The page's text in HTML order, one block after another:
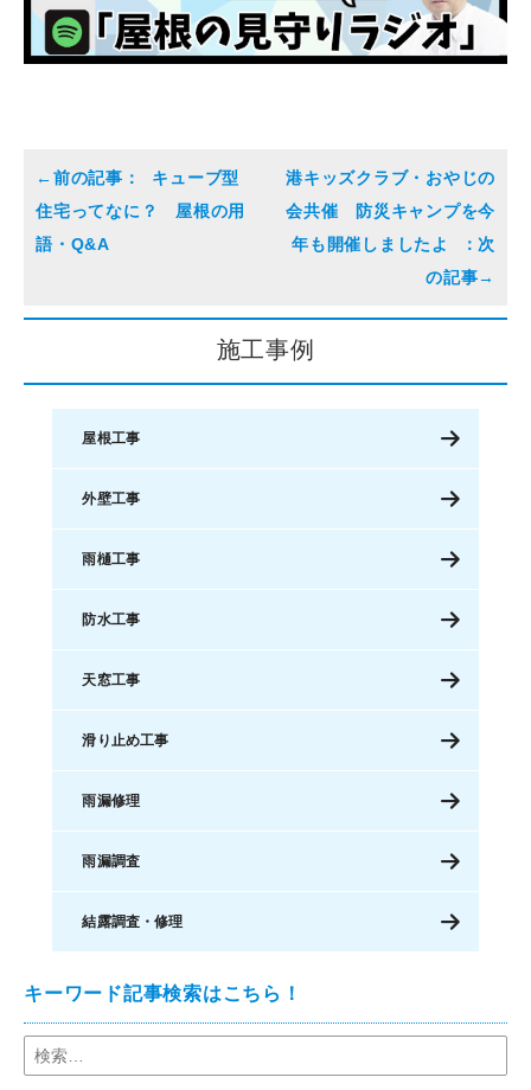
キューブ型
住宅ってなに？ 屋根の用
語・Q&A
港キッズクラブ・おやじの
会共催 防災キャンプを今
年も開催しましたよ
施工事例
屋根工事
外壁工事
雨樋工事
防水工事
天窓工事
滑り止め工事
雨漏修理
雨漏調査
結露調査・修理
キーワード記事検索はこちら！